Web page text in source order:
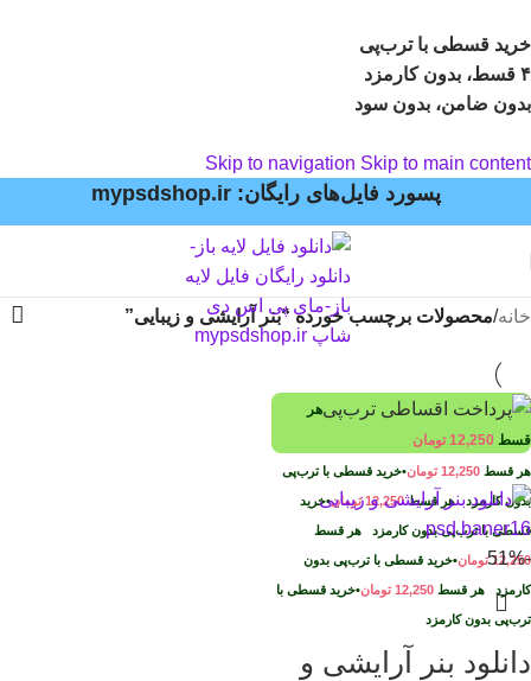
خرید قسطی با ترب‌پی
۴ قسط، بدون کارمزد
بدون ضامن، بدون سود
Skip to navigation Skip to main content
پسورد فایل‌های رایگان: mypsdshop.ir
خانه/محصولات برچسب خورده “بنر آرایشی و زیبایی”
هر
قسط 12,250 تومان
هر قسط 12,250 تومان•خرید قسطی با ترب‌پی
بدون کارمزدهر قسط12,250 تومان•خرید
قسطی با ترب‌پی بدون کارمزد هر قسط
12,250 تومان•خرید قسطی با ترب‌پی بدون
کارمزد هر قسط 12,250 تومان•خرید قسطی با
ترب‌پی بدون کارمزد
-51%
دانلود بنر آرایشی و